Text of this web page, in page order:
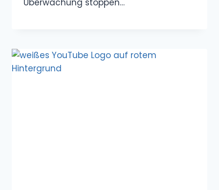
Überwachung stoppen…